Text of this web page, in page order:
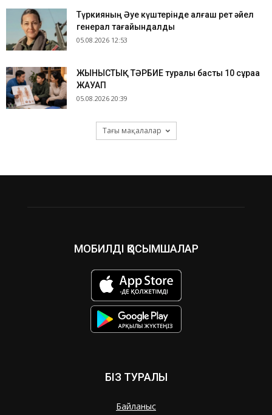
Түркияның Әуе күштерінде алғаш рет әйел
генерал тағайындалды
05.08.2026 12:53
ЖЫНЫСТЫҚ ТӘРБИЕ туралы басты 10 сұраққа
ЖАУАП
05.08.2026 20:39
Тағы мақалалар
МОБИЛДІ ҚОСЫМШАЛАР
БІЗ ТУРАЛЫ
Байланыс